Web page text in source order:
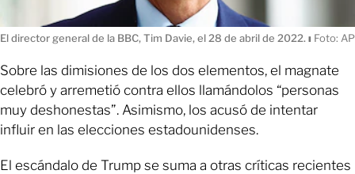
El director general de la BBC, Tim Davie, el 28 de abril de 2022. ı Foto: AP
Sobre las dimisiones de los dos elementos, el magnate
celebró y arremetió contra ellos llamándolos “personas
muy deshonestas”. Asimismo, los acusó de intentar
influir en las elecciones estadounidenses.
El escándalo de Trump se suma a otras críticas recientes